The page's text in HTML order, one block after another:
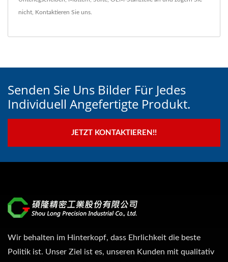
nicht, Kontaktieren Sie uns
Senden Sie Uns Bilder Für Jedes
Individuell Angefertigte Produkt.
JETZT KONTAKTIEREN!!
Wir behalten im Hinterkopf, dass Ehrlichkeit die beste
Politik ist. Unser Ziel ist es, unseren Kunden mit qualitativ